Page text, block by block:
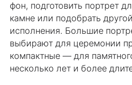
фон, подготовить портрет
камне или подобрать
исполнения. Большие
выбирают для церемонии
компактные — для
несколько лет и более